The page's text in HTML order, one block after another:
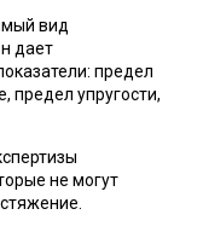
вид
дает
предел
предел упругости,
не могут